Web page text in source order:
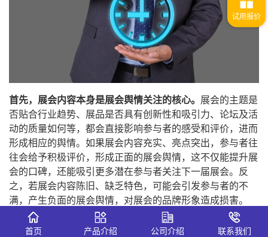
首先，展会内容本身是展会舆情关注的核心。 展会的主题是
否贴合行业趋势、展品是否具有创新性和吸引力、论坛及活
动的质量如何等，都会直接影响参与者的感受和评价，进而
形成相应的舆情。如果展会内容充实、亮点突出，参与者往
往会给予积极评价，形成正面的展会舆情，这不仅能提升展
会的口碑，还能吸引更多潜在参与者关注下一届展会。反
之，若展会内容陈旧、缺乏特色，可能会引发参与者的不
满，产生负面的展会舆情，对展会的品牌形象造成损害。
其次，展会的组织管理也是展会舆情关注的重点。这包括展
首页 产品介绍 公司介绍 联系我们